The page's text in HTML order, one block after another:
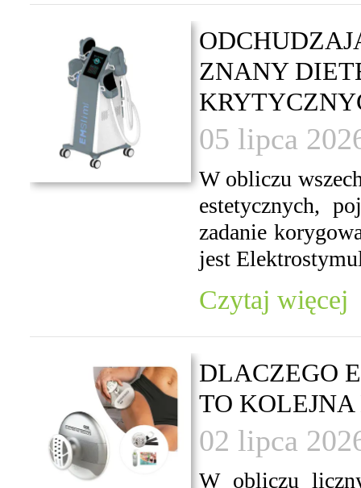
ZNANY
05 lipca
W obliczu
estetycznych,
zadanie
jest
Czytaj więcej
DLACZEGO
TO
02 lipca
W obliczu